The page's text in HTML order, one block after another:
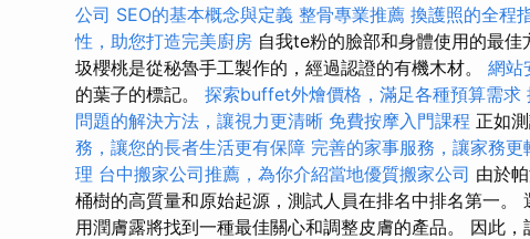
公司 SEO的基本概念與定義 整骨專業推薦 換護照的全程
性，助您打造完美廚房 自我te粉的臉部和身體使用的最
圾櫻桃是從秘魯手工製作的，經過認證的有機木材。 網站
的葉子的標記。 探索buffet外燴價格，滿足各種預算需求
問題的解決方法，讓視力更清晰 免費按摩入門課程 正如
務，讓您的長者生活更有保障 完善的家事服務，讓家務更
理 台中搬家公司推薦，為你介紹當地優質搬家公司 由於
桶樹的高質量和原始起源，測試人員在排名中排名第一。
用潤膚露將找到一種最佳關心和調整皮膚的產品。 因此